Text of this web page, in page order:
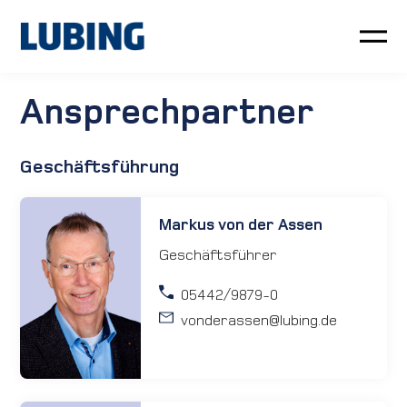
Geflügel
Neuigkeiten
Unternehmen
Ansprechpartner
Geschäftsführung
Markus von der Assen
Geschäftsführer
05442/9879-0
vonderassen@lubing.de